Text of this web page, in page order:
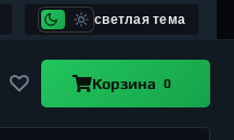
светлая тема
Корзина 0